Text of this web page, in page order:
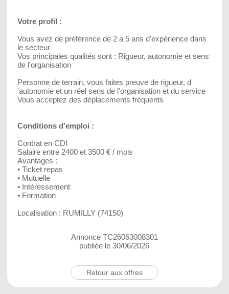
Votre profil :
Vous avez de préférence de 2 a 5 ans d'expérience dans
le secteur
Vos principales qualités sont : Rigueur, autonomie et sens
de l'organisation
Personne de terrain, vous faites preuve de rigueur, d
'autonomie et un réel sens de l'organisation et du service
Vous acceptez des déplacements fréquents
Conditions d'emploi :
Contrat en CDI
Salaire entre 2400 et 3500 € / mois
Avantages :
• Ticket repas
• Mutuelle
• Intéressement
• Formation
Localisation : RUMILLY (74150)
Annonce TC26063008301
publiée le 30/06/2026
Retour aux offres